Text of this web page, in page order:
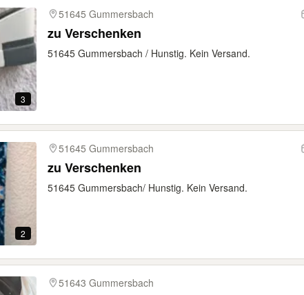
3
51645 Gummersbach
zu Verschenken
51645 Gummersbach / Hunstig. Kein Versand.
2
51645 Gummersbach
zu Verschenken
51645 Gummersbach/ Hunstig. Kein Versand.
51643 Gummersbach